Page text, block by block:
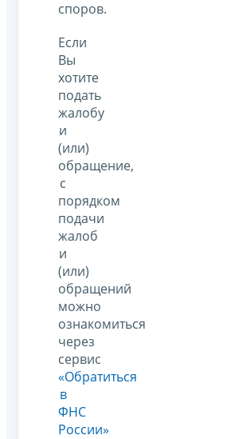
споров.
Если
Вы
хотите
подать
жалобу
и
(или)
обращение,
с
порядком
подачи
жалоб
и
(или)
обращений
можно
ознакомиться
через
сервис
«Обратиться
в
ФНС
России»